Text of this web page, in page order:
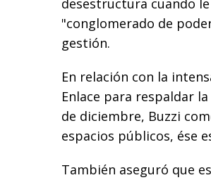
desestructura cuando
"conglomerado de
gestión.
En relación con la
Enlace para respaldar
de diciembre, Buzzi
espacios públicos, ése
También aseguró que